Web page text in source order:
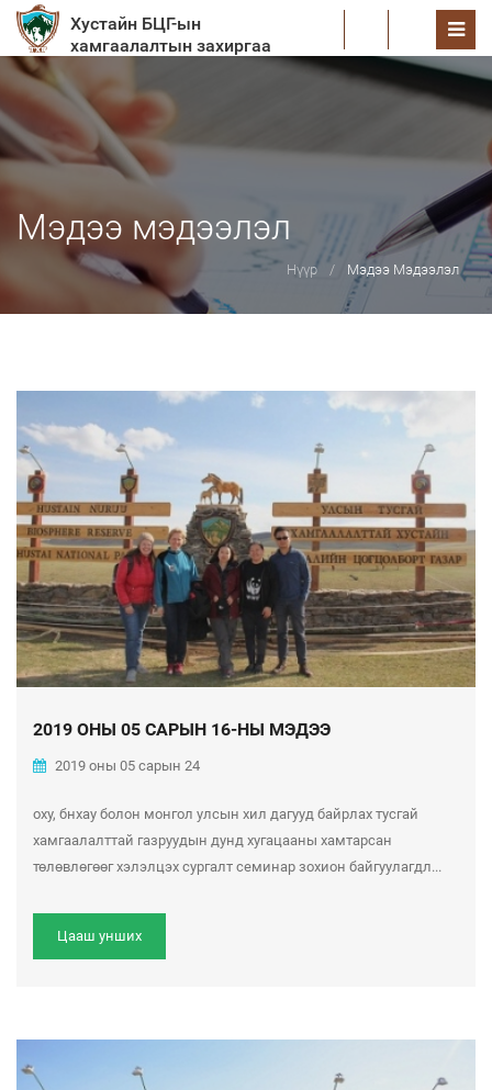
Хустайн БЦГ-ын
хамгаалалтын захиргаа
Мэдээ мэдээлэл
Нүүр Мэдээ Мэдээлэл
2019 ОНЫ 05 САРЫН 16-НЫ МЭДЭЭ
2019 оны 05 сарын 24
оху, бнхау болон монгол улсын хил дагууд байрлах тусгай
хамгаалалттай газруудын дунд хугацааны хамтарсан
төлөвлөгөөг хэлэлцэх сургалт семинар зохион байгуулагдл...
Цааш унших